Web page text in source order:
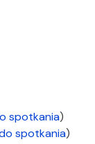
spotkania)
spotkania)